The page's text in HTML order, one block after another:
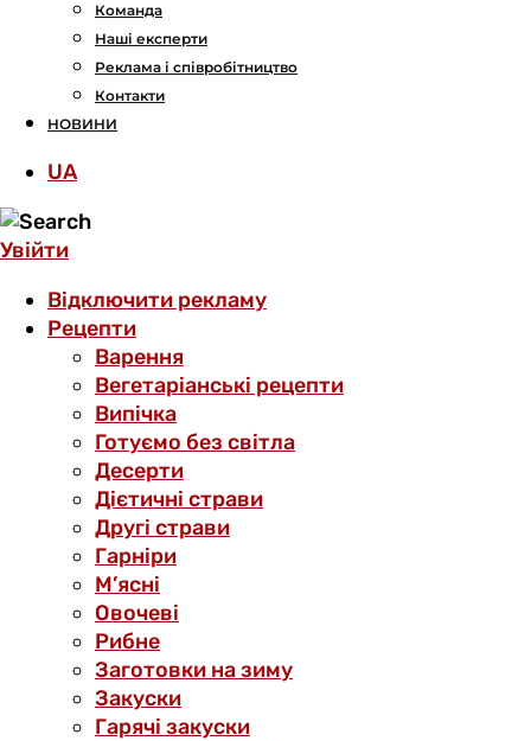
Команда
Наші експерти
Реклама і співробітництво
Контакти
НОВИНИ
UA
Увійти
Відключити рекламу
Рецепти
Варення
Вегетаріанські рецепти
Випічка
Готуємо без світла
Десерти
Дієтичні страви
Другі страви
Гарніри
М’ясні
Овочеві
Рибне
Заготовки на зиму
Закуски
Гарячі закуски